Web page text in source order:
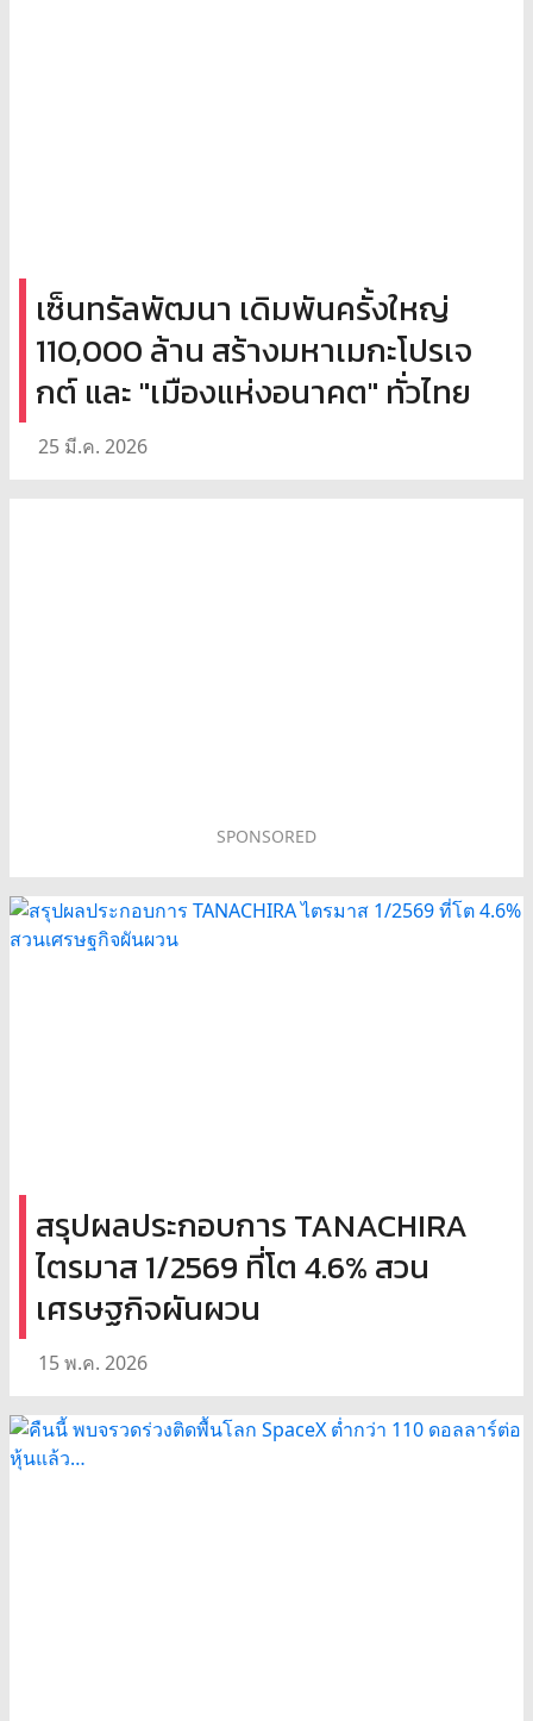
เซ็นทรัลพัฒนา เดิมพันครั้งใหญ่
110,000 ล้าน สร้างมหาเมกะโปรเจ
กต์ และ "เมืองแห่งอนาคต" ทั่วไทย
25 มี.ค. 2026
SPONSORED
สรุปผลประกอบการ TANACHIRA
ไตรมาส 1/2569 ที่โต 4.6% สวน
เศรษฐกิจผันผวน
15 พ.ค. 2026